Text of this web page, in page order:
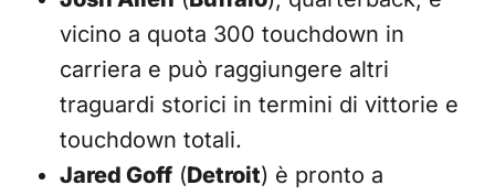
vicino a quota 300 touchdown in
carriera e può raggiungere altri
traguardi storici in termini di vittorie e
touchdown totali.
Jared Goff (Detroit) è pronto a